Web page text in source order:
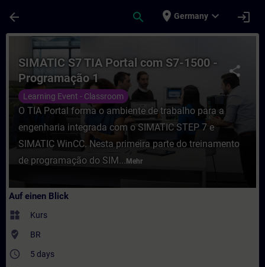
arrow_back search place Germany expand_more login
Kurs - SIMATIC S7 TIA Portal com S7-
share
SIMATIC S7 TIA Portal com S7-1500 -
Programação 1
Learning Event - Classroom
O TIA Portal forma o ambiente de trabalho para a
engenharia integrada com o SIMATIC STEP 7 e
SIMATIC WinCC. Nesta primeira parte do treinamento
de programação do SIM... Mehr
Auf einen Blick
widgets Kurs
where_to_vote BR
access_time 5 days